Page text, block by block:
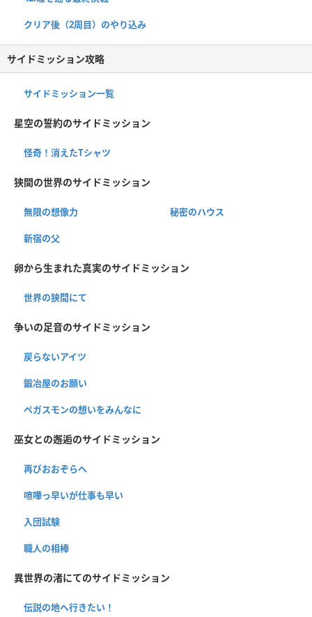
クリア後（2周目）のやり込み
サイドミッション攻略
サイドミッション一覧
星空の誓約のサイドミッション
怪奇！消えたTシャツ
狭間の世界のサイドミッション
無限の想像力 秘密のハウス
新宿の父
卵から生まれた真実のサイドミッション
世界の狭間にて
争いの足音のサイドミッション
戻らないアイツ
鍛冶屋のお願い
ペガスモンの想いをみんなに
巫女との邂逅のサイドミッション
再びおおぞらへ
喧嘩っ早いが仕事も早い
入団試験
職人の相棒
異世界の渚にてのサイドミッション
伝説の地へ行きたい！